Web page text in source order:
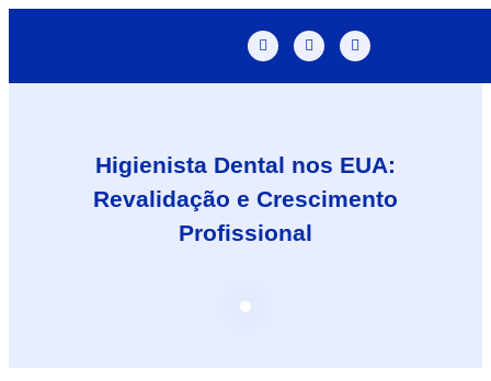
Higienista Dental nos EUA:
Revalidação e Crescimento
Profissional